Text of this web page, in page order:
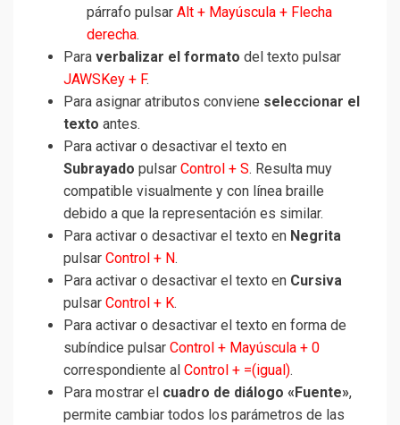
párrafo pulsar Alt + Mayúscula + Flecha
derecha.
Para verbalizar el formato del texto pulsar
JAWSKey + F.
Para asignar atributos conviene seleccionar el
texto antes.
Para activar o desactivar el texto en
Subrayado pulsar Control + S. Resulta muy
compatible visualmente y con línea braille
debido a que la representación es similar.
Para activar o desactivar el texto en Negrita
pulsar Control + N.
Para activar o desactivar el texto en Cursiva
pulsar Control + K.
Para activar o desactivar el texto en forma de
subíndice pulsar Control + Mayúscula + 0
correspondiente al Control + =(igual).
Para mostrar el cuadro de diálogo «Fuente»,
permite cambiar todos los parámetros de las